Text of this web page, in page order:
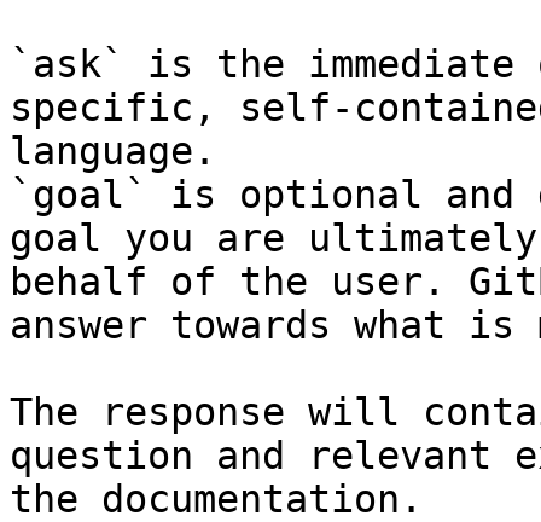
`ask` is the
specific, self-
language.
`goal` is optional and
goal you are
behalf of the user.
answer towards what
The response will
question and relevant
the documentation.